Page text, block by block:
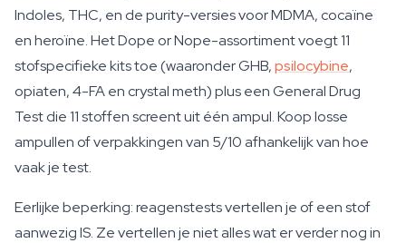
Indoles, THC, en de purity-versies voor MDMA, cocaïne
en heroïne. Het Dope or Nope-assortiment voegt 11
stofspecifieke kits toe (waaronder GHB,psilocybine,
opiaten, 4-FA en crystal meth) plus een General Drug
Test die 11 stoffen screent uit één ampul. Koop losse
ampullen of verpakkingen van 5/10 afhankelijk van hoe
vaak je test.
Eerlijke beperking: reagenstests vertellen je of een stof
aanwezig IS. Ze vertellen je niet alles wat er verder nog in